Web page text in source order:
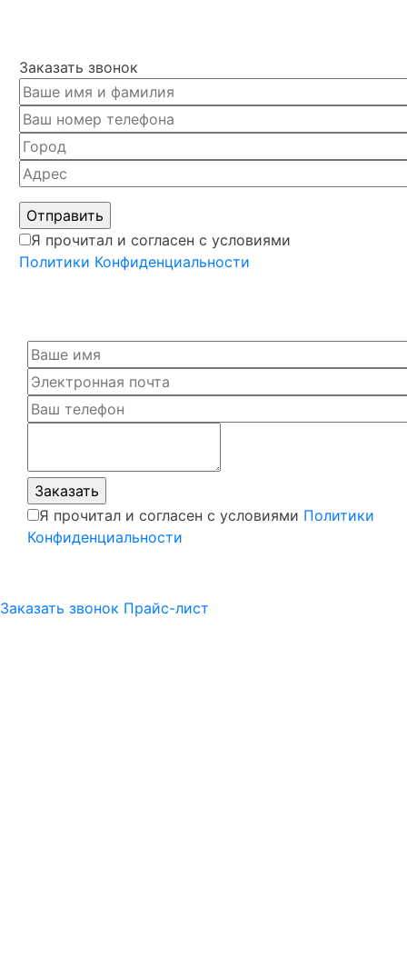
Заказать звонок
Я прочитал и согласен с условиями
Политики Конфиденциальности
Я прочитал и согласен с условиями Политики
Конфиденциальности
Заказать звонок Прайс-лист